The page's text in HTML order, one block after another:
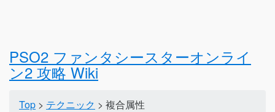
PSO2 ファンタシースターオンライ
ン2 攻略 Wiki
Top > テクニック > 複合属性